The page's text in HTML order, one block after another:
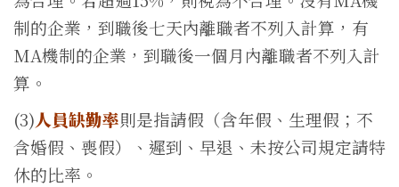
制的企業，到職後七天內離職者不列入計算，有
MA機制的企業，到職後一個月內離職者不列入計
算。
(3)人員缺勤率則是指請假（含年假、生理假；不
含婚假、喪假）、遲到、早退、未按公司規定請特
休的比率。